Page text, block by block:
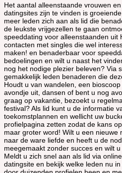
Het aantal alleenstaande vrouwen
datingsites zijn te vinden is
meer leden zich aan als lid die
de leukste vrijgezellen te gaan
speeddating voor alleenstaanden uit
contacten met singles die wel
maken! en benaderbaar voor
bedoelingen en wilt u naast het
nog het nodige plezier beleven? Via
gemakkelijk leden benaderen die
Houdt u van wandelen, een
avondje uit, dansen of bent u nog
graag op vakantie, bezoekt u
festival? Als lid kunt u de informatie
toekomstplannen en wellicht uw
profielpagina zetten zodat de kans
maar groter word! Wilt u een nieuwe
naar de ware liefde en heeft u de
meegemaakt zonder succes en wilt
Meldt u zich snel aan als lid via
datingsite en bekijk welke leden nu